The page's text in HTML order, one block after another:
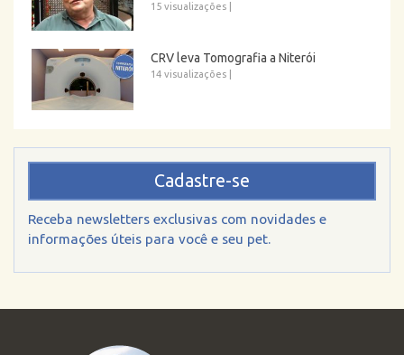
15 visualizações
CRV leva Tomografia a Niterói
14 visualizações
Cadastre-se
Receba newsletters exclusivas com novidades e
informações úteis para você e seu pet.